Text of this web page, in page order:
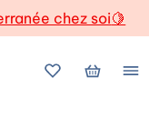
chez soi🍋
Mes favoris
Mon